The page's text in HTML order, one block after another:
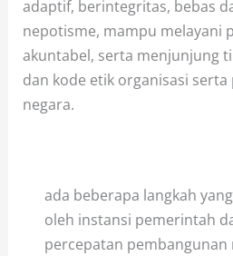
adaptif, berintegritas, bebas
nepotisme, mampu melayani
akuntabel, serta menjunjung
dan kode etik organisasi
negara.
ada beberapa langkah
oleh instansi pemerintah
percepatan pembangunan